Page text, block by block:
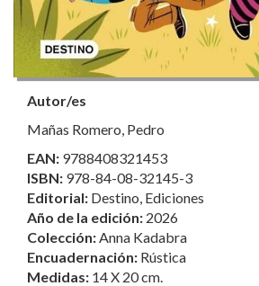
Autor/es
Mañas Romero, Pedro
EAN: 9788408321453
ISBN: 978-84-08-32145-3
Editorial: Destino, Ediciones
Año de la edición: 2026
Colección:Anna Kadabra
Encuadernación: Rústica
Medidas: 14 X 20 cm.